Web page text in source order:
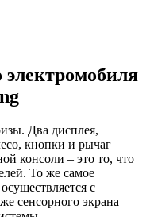
Два дисплея,
кнопки и рычаг
консоли – это то, что
То же самое
с
сенсорного экрана